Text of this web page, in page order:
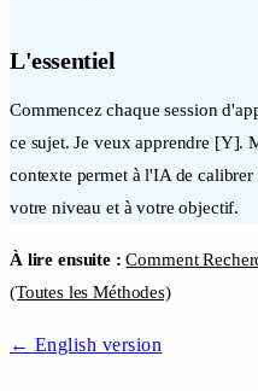
L'essentiel
Commencez chaque session
ce sujet. Je veux apprendre [Y].
contexte permet à l'IA de calibrer
votre niveau et à votre objectif.
À lire ensuite : Comment
(Toutes les Méthodes)
← English version